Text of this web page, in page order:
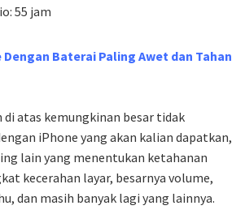
55 jam
Dengan Baterai Paling Awet dan Tahan
di atas kemungkinan besar tidak
iPhone yang akan kalian dapatkan,
lain yang menentukan ketahanan
kecerahan layar, besarnya volume,
dan masih banyak lagi yang lainnya.